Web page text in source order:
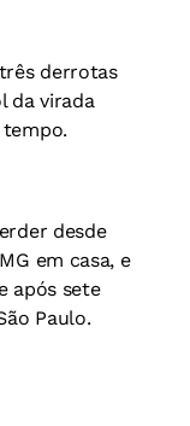
derrotas
da virada
desde
em casa, e
após sete
Paulo.